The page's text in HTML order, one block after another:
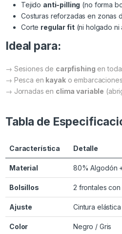
Tejido anti-pilling (no forma
Costuras reforzadas en zonas
Corte regular fit(ni holgado ni
Ideal para:
→ Sesiones de carpfishing en
→ Pesca en kayako
→ Jornadas en clima variable
Tabla de
Característica Detalle
Material 80% Algodón
Bolsillos 2 frontales con
Ajuste Cintura
Color Negro / Gris